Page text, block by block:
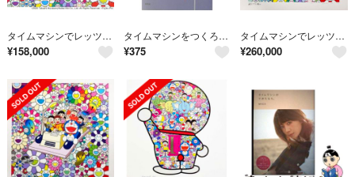
タイムマシンでレッツゴー(ポスター作品)
¥158,000
タイムマシンをつくろう！/草思社/ポ-ル・Ｃ．Ｗ．デ-ヴィス（単行本）
¥375
タイムマシンでレッツゴー （版画）
¥260,000